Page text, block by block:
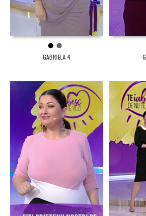
1 2
GABRIELA 4